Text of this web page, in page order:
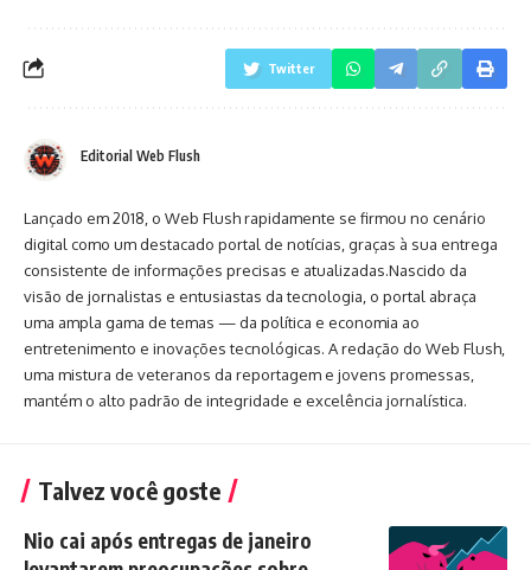
Twitter
Editorial Web Flush
Lançado em 2018, o Web Flush rapidamente se firmou no cenário
digital como um destacado portal de notícias, graças à sua entrega
consistente de informações precisas e atualizadas.Nascido da
visão de jornalistas e entusiastas da tecnologia, o portal abraça
uma ampla gama de temas — da política e economia ao
entretenimento e inovações tecnológicas. A redação do Web Flush,
uma mistura de veteranos da reportagem e jovens promessas,
mantém o alto padrão de integridade e excelência jornalística.
Talvez você goste
Nio cai após entregas de janeiro